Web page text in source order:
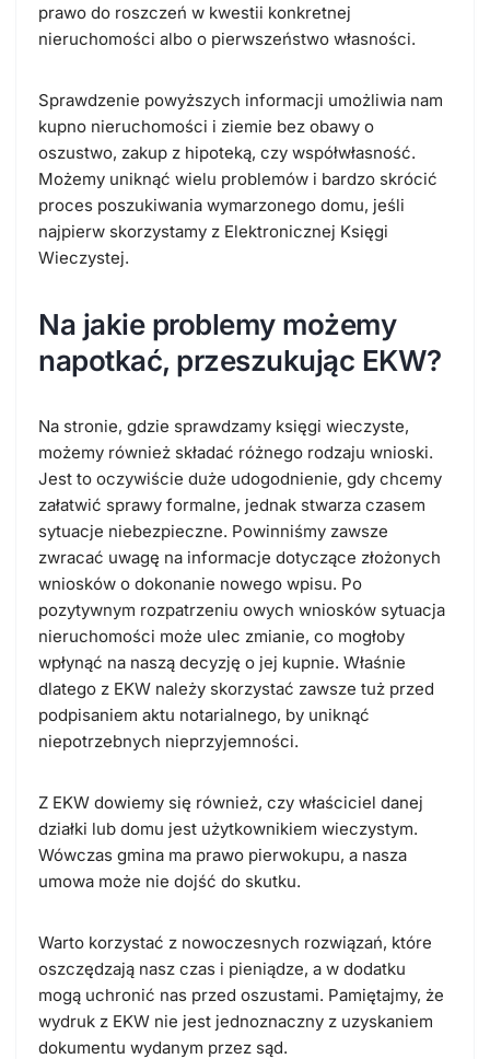
prawo do roszczeń w kwestii konkretnej
nieruchomości albo o pierwszeństwo własności.
Sprawdzenie powyższych informacji umożliwia nam
kupno nieruchomości i ziemie bez obawy o
oszustwo, zakup z hipoteką, czy współwłasność.
Możemy uniknąć wielu problemów i bardzo skrócić
proces poszukiwania wymarzonego domu, jeśli
najpierw skorzystamy z Elektronicznej Księgi
Wieczystej.
Na jakie problemy możemy
napotkać, przeszukując EKW?
Na stronie, gdzie sprawdzamy księgi wieczyste,
możemy również składać różnego rodzaju wnioski.
Jest to oczywiście duże udogodnienie, gdy chcemy
załatwić sprawy formalne, jednak stwarza czasem
sytuacje niebezpieczne. Powinniśmy zawsze
zwracać uwagę na informacje dotyczące złożonych
wniosków o dokonanie nowego wpisu. Po
pozytywnym rozpatrzeniu owych wniosków sytuacja
nieruchomości może ulec zmianie, co mogłoby
wpłynąć na naszą decyzję o jej kupnie. Właśnie
dlatego z EKW należy skorzystać zawsze tuż przed
podpisaniem aktu notarialnego, by uniknąć
niepotrzebnych nieprzyjemności.
Z EKW dowiemy się również, czy właściciel danej
działki lub domu jest użytkownikiem wieczystym.
Wówczas gmina ma prawo pierwokupu, a nasza
umowa może nie dojść do skutku.
Warto korzystać z nowoczesnych rozwiązań, które
oszczędzają nasz czas i pieniądze, a w dodatku
mogą uchronić nas przed oszustami. Pamiętajmy, że
wydruk z EKW nie jest jednoznaczny z uzyskaniem
dokumentu wydanym przez sąd.